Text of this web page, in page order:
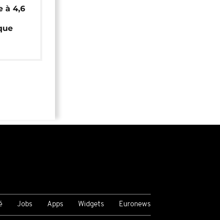
à 4,6
Jobs Apps Widgets Euronews